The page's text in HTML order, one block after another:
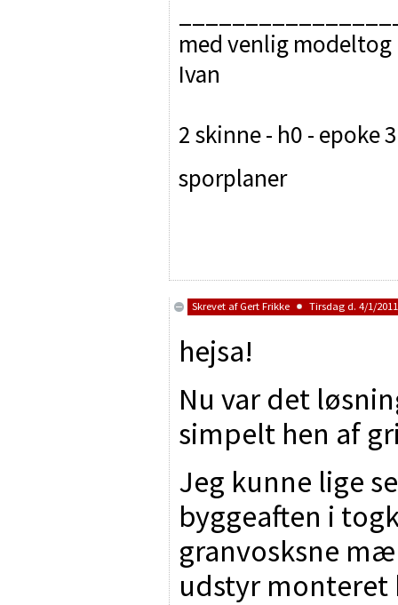
med venlig modeltog
Ivan
2 skinne - h0 - epoke
sporplaner
Skrevet af Gert Frikke Tirsdag d. 4/1/
hejsa!
Nu var det
simpelt hen af
Jeg kunne lige
byggeaften i
granvosksne
udstyr